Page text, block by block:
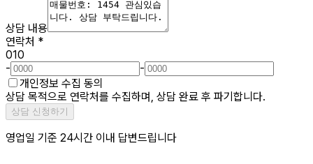
상담 내용
연락처 *
010
-
-
개인정보 수집 동의
상담 목적으로 연락처를 수집하며, 상담 완료 후 파기합니다.
상담 신청하기
영업일 기준 24시간 이내 답변드립니다